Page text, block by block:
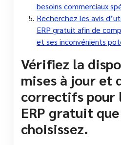
besoins commerciaux
Recherchez les avis
ERP gratuit afin de
et ses inconvénients
Vérifiez la
mises à jour et
correctifs pour
ERP gratuit
choisissez.